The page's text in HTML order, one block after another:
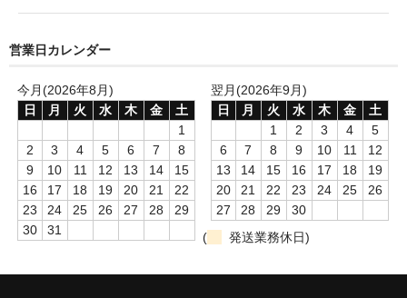
営業日カレンダー
今月(2026年8月)
日
月 火 水 木 金
土
1
2
3 4 5 6 7
8
9
10 11 12 13 14
15
16
17 18 19 20 21
22
23
24 25 26 27 28
29
30
31
翌月(2026年9月)
日
月 火 水 木 金
土
1
2 3 4
5
6
7 8 9 10 11
12
13
14 15 16 17 18
19
20
21 22 23 24 25
26
27
28 29
30
(
発送業務休日)